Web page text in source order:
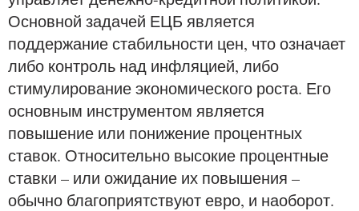
Основной задачей ЕЦБ является
поддержание стабильности цен, что означает
либо контроль над инфляцией, либо
стимулирование экономического роста. Его
основным инструментом является
повышение или понижение процентных
ставок. Относительно высокие процентные
ставки – или ожидание их повышения –
обычно благоприятствуют евро, и наоборот.